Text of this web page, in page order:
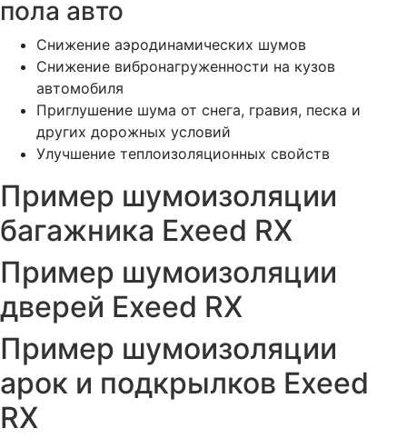
пола авто
Снижение аэродинамических шумов
Снижение вибронагруженности на кузов
автомобиля
Приглушение шума от снега, гравия, песка и
других дорожных условий
Улучшение теплоизоляционных свойств
Пример шумоизоляции
багажника Exeed RX
Пример шумоизоляции
дверей Exeed RX
Пример шумоизоляции
арок и подкрылков Exeed
RX